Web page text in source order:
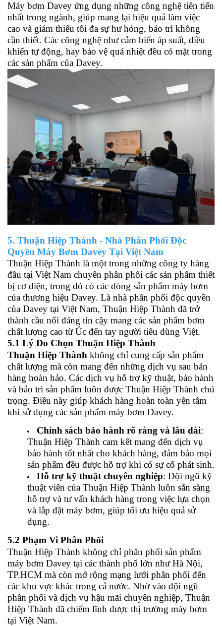
Máy bơm Davey ứng dụng những công nghệ tiên tiến
nhất trong ngành, giúp mang lại hiệu quả làm việc
cao và giảm thiểu tối đa sự hư hỏng, bảo trì không
cần thiết. Các công nghệ như cảm biến áp suất, điều
khiển tự động, hay bảo vệ quá nhiệt đều có mặt trong
các sản phẩm của Davey.
5. Thuận Hiệp Thành - Nhà Phân Phối Độc
Quyền Máy Bơm Davey Tại Việt Nam
Thuận Hiệp Thành là một trong những công ty hàng
đầu tại Việt Nam chuyên phân phối các sản phẩm thiết
bị cơ điện, trong đó có các dòng sản phẩm máy bơm
của thương hiệu Davey. Là nhà phân phối độc quyền
của Davey tại Việt Nam, Thuận Hiệp Thành đã trở
thành cầu nối đáng tin cậy mang các sản phẩm bơm
chất lượng cao từ Úc đến tay người tiêu dùng Việt.
5.1 Lý Do Chọn Thuận Hiệp Thành
Thuận Hiệp Thành không chỉ cung cấp sản phẩm
chất lượng mà còn mang đến những dịch vụ sau bán
hàng hoàn hảo. Các dịch vụ hỗ trợ kỹ thuật, bảo hành
và bảo trì sản phẩm luôn được Thuận Hiệp Thành chú
trọng. Điều này giúp khách hàng hoàn toàn yên tâm
khi sử dụng các sản phẩm máy bơm Davey.
Chính sách bảo hành rõ ràng và lâu dài:
Thuận Hiệp Thành cam kết mang đến dịch vụ
bảo hành tốt nhất cho khách hàng, đảm bảo mọi
sản phẩm đều được hỗ trợ khi có sự cố phát sinh.
Hỗ trợ kỹ thuật chuyên nghiệp: Đội ngũ kỹ
thuật viên của Thuận Hiệp Thành luôn sẵn sàng
hỗ trợ và tư vấn khách hàng trong việc lựa chọn
và lắp đặt máy bơm, giúp tối ưu hiệu quả sử
dụng.
5.2 Phạm Vi Phân Phối
Thuận Hiệp Thành không chỉ phân phối sản phẩm
máy bơm Davey tại các thành phố lớn như Hà Nội,
TP.HCM mà còn mở rộng mạng lưới phân phối đến
các khu vực khác trong cả nước. Nhờ vào đội ngũ
phân phối và dịch vụ hậu mãi chuyên nghiệp, Thuận
Hiệp Thành đã chiếm lĩnh được thị trường máy bơm
tại Việt Nam.